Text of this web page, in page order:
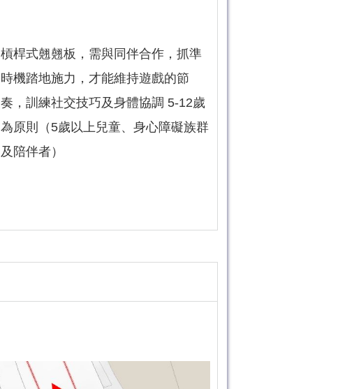
槓桿式翹翹板，需與同伴合作，抓準
時機踏地施力，才能維持遊戲的節
奏，訓練社交技巧及身體協調 5-12歲
為原則（5歲以上兒童、身心障礙族群
及陪伴者）